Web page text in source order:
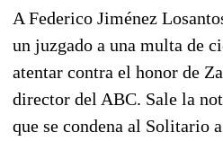
A Federico Jiménez
un juzgado a una multa de
atentar contra el honor de
director del ABC. Sale la
que se condena al Solitario